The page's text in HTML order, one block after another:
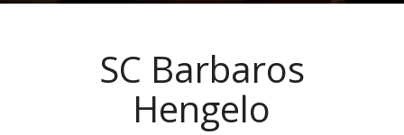
SC Barbaros
Hengelo